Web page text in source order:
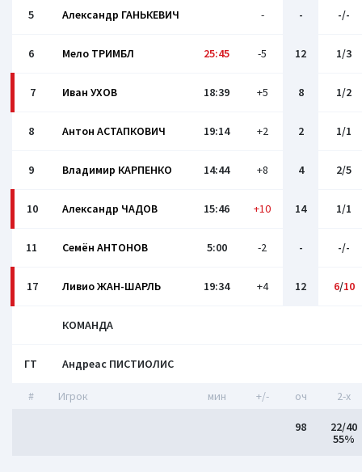
5 Александр ГАНЬКЕВИЧ - - -/-
6 Мело ТРИМБЛ 25:45 -5 12 1/3
7 Иван УХОВ 18:39 +5 8 1/2
8 Антон АСТАПКОВИЧ 19:14 +2 2 1/1
9 Владимир КАРПЕНКО 14:44 +8 4 2/5
10 Александр ЧАДОВ 15:46 +10 14 1/1
11 Семён АНТОНОВ 5:00 -2 - -/-
17 Ливио ЖАН-ШАРЛЬ 19:34 +4 12 6/10
КОМАНДА
ГТ Андреас ПИСТИОЛИС
# Игрок мин +/- оч 2-x
98
22/40
55%